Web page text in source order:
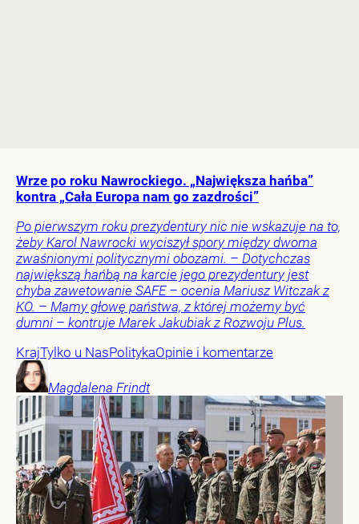
Wrze po roku Nawrockiego. „Największa hańba”
kontra „Cała Europa nam go zazdrości”
Po pierwszym roku prezydentury nic nie wskazuje na to,
żeby Karol Nawrocki wyciszył spory między dwoma
zwaśnionymi politycznymi obozami. – Dotychczas
największą hańbą na karcie jego prezydentury jest
chyba zawetowanie SAFE – ocenia Mariusz Witczak z
KO. – Mamy głowę państwa, z której możemy być
dumni – kontruje Marek Jakubiak z Rozwoju Plus.
KrajTylko u NasPolitykaOpinie i komentarze
Magdalena Frindt